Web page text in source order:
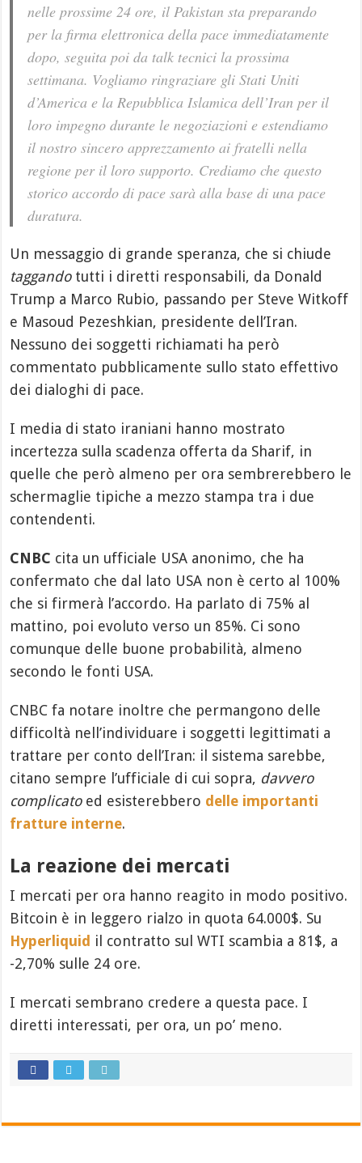
nelle prossime 24 ore, il Pakistan sta preparando
per la firma elettronica della pace immediatamente
dopo, seguita poi da talk tecnici la prossima
settimana. Vogliamo ringraziare gli Stati Uniti
d’America e la Repubblica Islamica dell’Iran per il
loro impegno durante le negoziazioni e estendiamo
il nostro sincero apprezzamento ai fratelli nella
regione per il loro supporto. Crediamo che questo
storico accordo di pace sarà alla base di una pace
duratura.
Un messaggio di grande speranza, che si chiude
taggandotutti i diretti responsabili, da Donald
Trump a Marco Rubio, passando per Steve Witkoff
e Masoud Pezeshkian, presidente dell’Iran.
Nessuno dei soggetti richiamati ha però
commentato pubblicamente sullo stato effettivo
dei dialoghi di pace.
I media di stato iraniani hanno mostrato
incertezza sulla scadenza offerta da Sharif, in
quelle che però almeno per ora sembrerebbero le
schermaglie tipiche a mezzo stampa tra i due
contendenti.
CNBC cita un ufficiale USA anonimo, che ha
confermato che dal lato USA non è certo al 100%
che si firmerà l’accordo. Ha parlato di 75% al
mattino, poi evoluto verso un 85%. Ci sono
comunque delle buone probabilità, almeno
secondo le fonti USA.
CNBC fa notare inoltre che permangono delle
difficoltà nell’individuare i soggetti legittimati a
trattare per conto dell’Iran: il sistema sarebbe,
citano sempre l’ufficiale di cui sopra, davvero
complicatoed esisterebbero delle importanti
fratture interne.
La reazione dei mercati
I mercati per ora hanno reagito in modo positivo.
Bitcoin è in leggero rialzo in quota 64.000$. Su
Hyperliquid il contratto sul WTI scambia a 81$, a
-2,70% sulle 24 ore.
I mercati sembrano credere a questa pace. I
diretti interessati, per ora, un po’ meno.